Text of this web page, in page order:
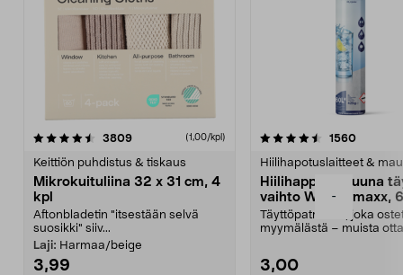
-
3809arvostelut (1,00/kpl)
Keittiön puhdistus & tiskaus
Mikrokuituliina 32 x 31 cm, 4
kpl
Aftonbladetin "itsestään selvä
suosikki" siiv...
Laji: Harmaa/beige
3,99
4.5viidestä
1560
Hiilihapotuslaitteet &
Hiilihappopatruuna
vaihto Wassermaxx,
Täyttöpatruuna, joka
myymälästä – muista
3,00
4.5viidestä